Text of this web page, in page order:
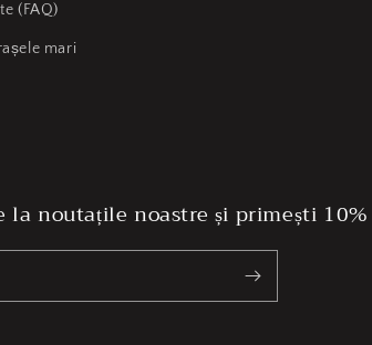
(FAQ)
mari
la noutațile noastre și primești